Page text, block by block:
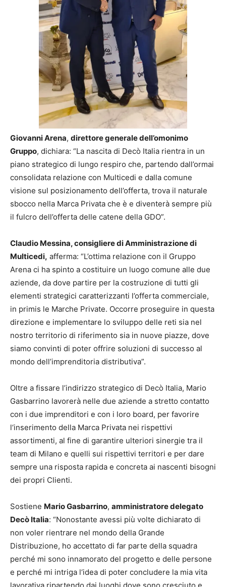
Giovanni Arena, direttore generale dell’omonimo
Gruppo, dichiara: “La nascita di Decò Italia rientra in un
piano strategico di lungo respiro che, partendo dall’ormai
consolidata relazione con Multicedi e dalla comune
visione sul posizionamento dell’offerta, trova il naturale
sbocco nella Marca Privata che è e diventerà sempre più
il fulcro dell’offerta delle catene della GDO”.
Claudio Messina, consigliere di Amministrazione di
Multicedi, afferma: “L’ottima relazione con il Gruppo
Arena ci ha spinto a costituire un luogo comune alle due
aziende, da dove partire per la costruzione di tutti gli
elementi strategici caratterizzanti l’offerta commerciale,
in primis le Marche Private. Occorre proseguire in questa
direzione e implementare lo sviluppo delle reti sia nel
nostro territorio di riferimento sia in nuove piazze, dove
siamo convinti di poter offrire soluzioni di successo al
mondo dell’imprenditoria distributiva”.
Oltre a fissare l’indirizzo strategico di Decò Italia, Mario
Gasbarrino lavorerà nelle due aziende a stretto contatto
con i due imprenditori e con i loro board, per favorire
l‘inserimento della Marca Privata nei rispettivi
assortimenti, al fine di garantire ulteriori sinergie tra il
team di Milano e quelli sui rispettivi territori e per dare
sempre una risposta rapida e concreta ai nascenti bisogni
dei propri Clienti.
Sostiene Mario Gasbarrino, amministratore delegato
Decò Italia: “Nonostante avessi più volte dichiarato di
non voler rientrare nel mondo della Grande
Distribuzione, ho accettato di far parte della squadra
perché mi sono innamorato del progetto e delle persone
e perché mi intriga l‘idea di poter concludere la mia vita